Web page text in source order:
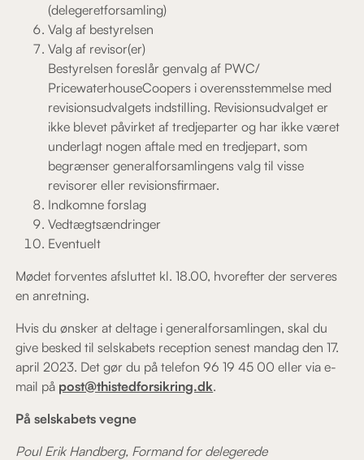
(delegeretforsamling)
Valg af bestyrelsen
Valg af revisor(er)
Bestyrelsen foreslår genvalg af PWC/
PricewaterhouseCoopers i overensstemmelse med
revisionsudvalgets indstilling. Revisionsudvalget er
ikke blevet påvirket af tredjeparter og har ikke været
underlagt nogen aftale med en tredjepart, som
begrænser generalforsamlingens valg til visse
revisorer eller revisionsfirmaer.
Indkomne forslag
Vedtægtsændringer
Eventuelt
Mødet forventes afsluttet kl. 18.00, hvorefter der serveres
en anretning.
Hvis du ønsker at deltage i generalforsamlingen, skal du
give besked til selskabets reception senest mandag den 17.
april 2023. Det gør du på telefon 96 19 45 00 eller via e-
mail på post@thistedforsikring.dk.
På selskabets vegne
Poul Erik Handberg, Formand for delegerede